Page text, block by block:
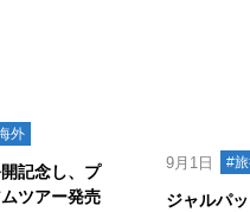
外
記念し、プ
ツアー発売
9月1日 #
ジャルパ